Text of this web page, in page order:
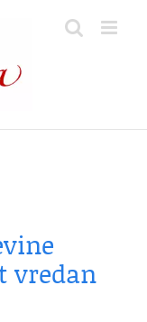
vredan